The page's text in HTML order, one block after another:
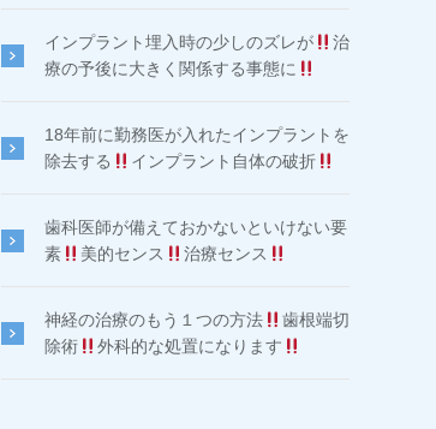
インプラント埋入時の少しのズレが
治
療の予後に大きく関係する事態に
18年前に勤務医が入れたインプラントを
除去する
インプラント自体の破折
歯科医師が備えておかないといけない要
素
美的センス 治療センス
神経の治療のもう１つの方法
歯根端切
除術
外科的な処置になります